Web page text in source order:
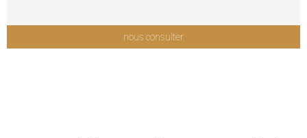
nous consulter